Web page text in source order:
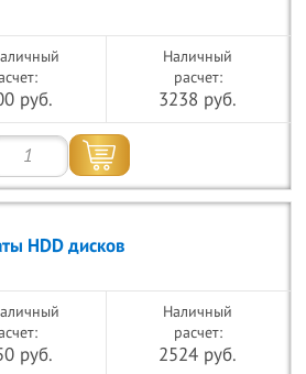
руб.
Наличный
расчет:
3238 руб.
HDD дисков
руб.
Наличный
расчет:
2524 руб.